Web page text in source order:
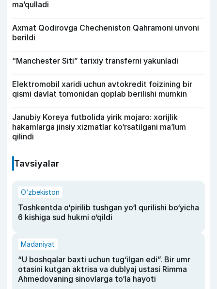
ma’qulladi
Axmat Qodirovga Checheniston Qahramoni unvoni
berildi
“Manchester Siti” tarixiy transferni yakunladi
Elektromobil xaridi uchun avtokredit foizining bir
qismi davlat tomonidan qoplab berilishi mumkin
Janubiy Koreya futbolida yirik mojaro: xorijlik
hakamlarga jinsiy xizmatlar ko‘rsatilgani ma’lum
qilindi
Tavsiyalar
O‘zbekiston
Toshkentda o‘pirilib tushgan yo‘l qurilishi bo‘yicha
6 kishiga sud hukmi o‘qildi
Madaniyat
“U boshqalar baxti uchun tug‘ilgan edi”. Bir umr
otasini kutgan aktrisa va dublyaj ustasi Rimma
Ahmedovaning sinovlarga to‘la hayoti